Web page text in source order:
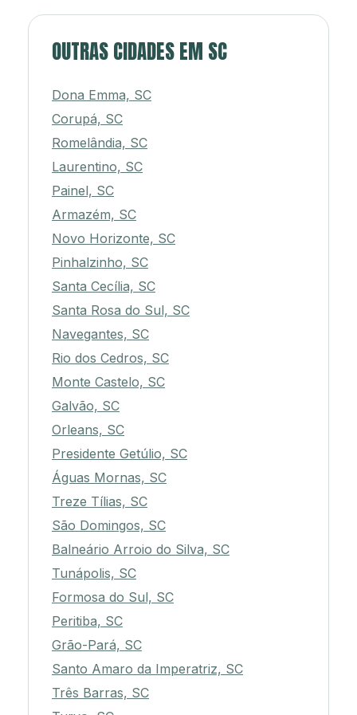
OUTRAS CIDADES EM SC
Dona Emma, SC
Corupá, SC
Romelândia, SC
Laurentino, SC
Painel, SC
Armazém, SC
Novo Horizonte, SC
Pinhalzinho, SC
Santa Cecília, SC
Santa Rosa do Sul, SC
Navegantes, SC
Rio dos Cedros, SC
Monte Castelo, SC
Galvão, SC
Orleans, SC
Presidente Getúlio, SC
Águas Mornas, SC
Treze Tílias, SC
São Domingos, SC
Balneário Arroio do Silva, SC
Tunápolis, SC
Formosa do Sul, SC
Peritiba, SC
Grão-Pará, SC
Santo Amaro da Imperatriz, SC
Três Barras, SC